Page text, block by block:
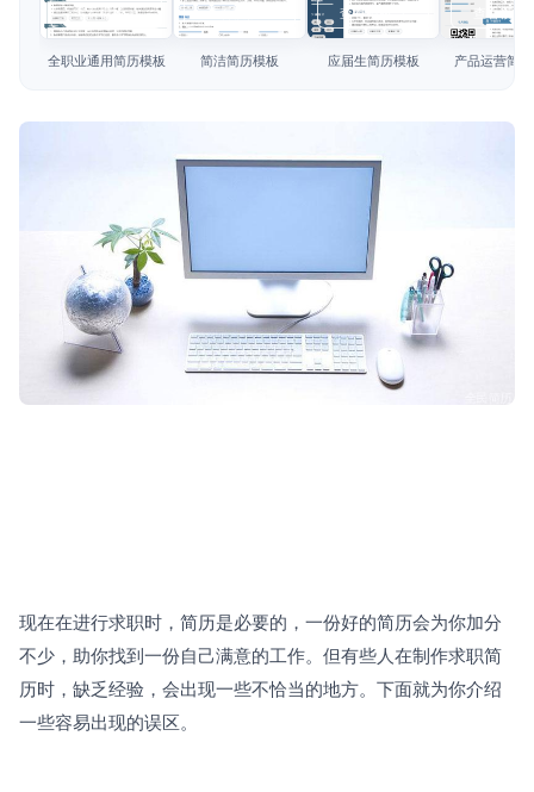
简历教程
查看模板
全职业通用简历模板
查看模板
简洁简历模板
查看模板
应届生简历模板
查看模板
产品运营简
现在在进行求职时，简历是必要的，一份好的简历会为你加分
不少，助你找到一份自己满意的工作。但有些人在制作求职简
历时，缺乏经验，会出现一些不恰当的地方。下面就为你介绍
一些容易出现的误区。